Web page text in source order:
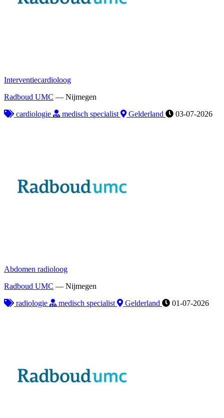
Interventiecardioloog
Radboud UMC — Nijmegen
cardiologie
medisch specialist Gelderland 03-07-2026
Abdomen radioloog
Radboud UMC — Nijmegen
radiologie
medisch specialist Gelderland 01-07-2026